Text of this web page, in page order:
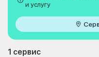
и услугу
1 сервис